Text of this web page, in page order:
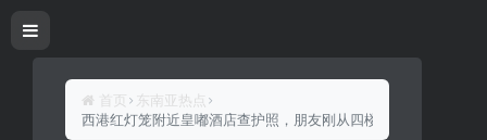
首页
东南亚热点
西港红灯笼附近皇嘟酒店查护照，朋友刚从四楼跳下来躲过检查